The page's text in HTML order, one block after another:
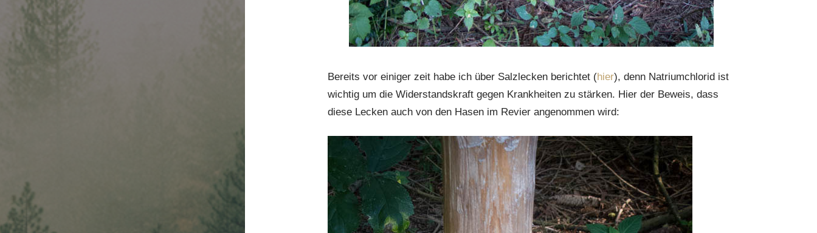
Bereits vor einiger zeit habe ich über Salzlecken berichtet (hier), denn Natriumchlorid ist
wichtig um die Widerstandskraft gegen Krankheiten zu stärken. Hier der Beweis, dass
diese Lecken auch von den Hasen im Revier angenommen wird: